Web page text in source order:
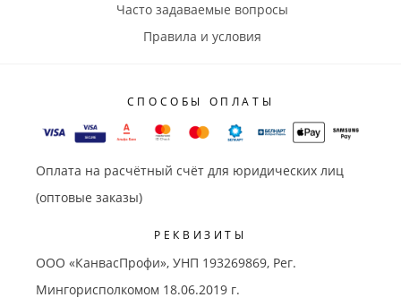
Часто задаваемые вопросы
Правила и условия
СПОСОБЫ ОПЛАТЫ
Оплата на расчётный счёт для юридических лиц
(оптовые заказы)
РЕКВИЗИТЫ
ООО «КанвасПрофи», УНП 193269869, Рег.
Мингорисполкомом 18.06.2019 г.